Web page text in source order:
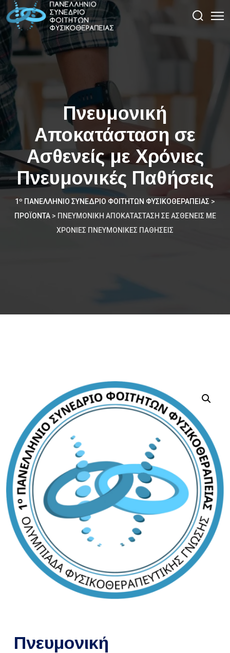
Πνευμονική
Αποκατάσταση σε
Ασθενείς με Χρόνιες
Πνευμονικές Παθήσεις
1º ΠΑΝΕΛΛΉΝΙΟ ΣΥΝΈΔΡΙΟ ΦΟΙΤΗΤΏΝ ΦΥΣΙΚΟΘΕΡΑΠΕΊΑΣ >
ΠΡΟΪΌΝΤΑ> ΠΝΕΥΜΟΝΙΚΉ ΑΠΟΚΑΤΆΣΤΑΣΗ ΣΕ ΑΣΘΕΝΕΊΣ ΜΕ
ΧΡΌΝΙΕΣ ΠΝΕΥΜΟΝΙΚΈΣ ΠΑΘΉΣΕΙΣ
Πνευμονική